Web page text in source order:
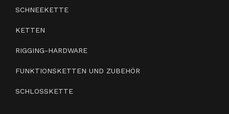
SCHNEEKETTE
KETTEN
RIGGING-HARDWARE
FUNKTIONSKETTEN UND ZUBEHÖR
SCHLOSSKETTE